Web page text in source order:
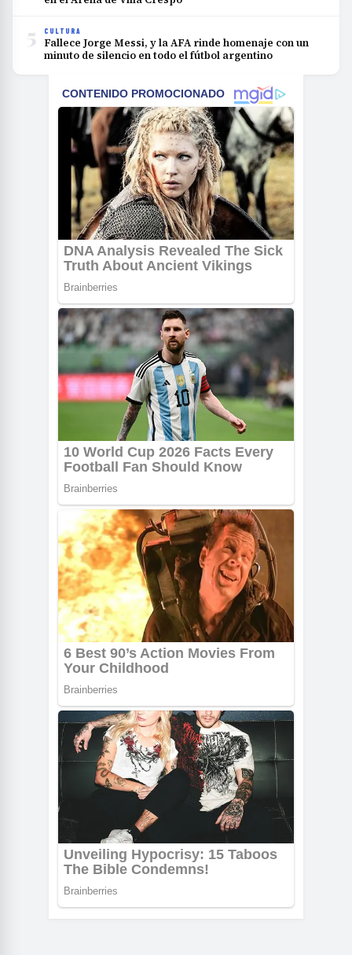
5 CULTURA
Fallece Jorge Messi, y la AFA rinde homenaje con un
minuto de silencio en todo el fútbol argentino